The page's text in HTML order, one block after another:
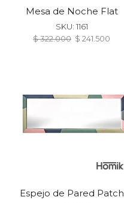
Mesa de Noche Flat
SKU: 1161
$322.000 $ 241.500
Espejo de Pared Patch